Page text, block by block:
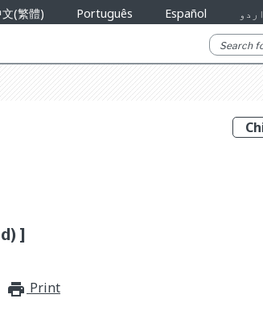
(繁體) Português Español اردو
]
print_for_offline
Print